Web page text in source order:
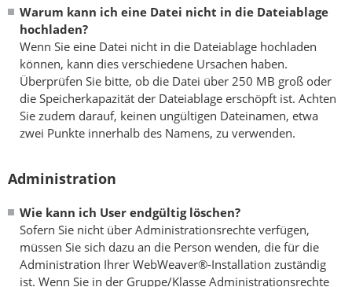
Warum kann ich eine Datei nicht in die Dateiablage
hochladen?
Wenn Sie eine Datei nicht in die Dateiablage hochladen
können, kann dies verschiedene Ursachen haben.
Überprüfen Sie bitte, ob die Datei über 250 MB groß oder
die Speicherkapazität der Dateiablage erschöpft ist. Achten
Sie zudem darauf, keinen ungültigen Dateinamen, etwa
zwei Punkte innerhalb des Namens, zu verwenden.
Administration
Wie kann ich User endgültig löschen?
Sofern Sie nicht über Administrationsrechte verfügen,
müssen Sie sich dazu an die Person wenden, die für die
Administration Ihrer WebWeaver®-Installation zuständig
ist. Wenn Sie in der Gruppe/Klasse Administrationsrechte